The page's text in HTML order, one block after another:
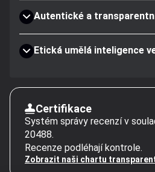
Autentické a
Etická umělá inteligence
Certifikace
Systém správy recenzí v
20488.
Recenze podléhají kontrole.
Zobrazit naši chartu